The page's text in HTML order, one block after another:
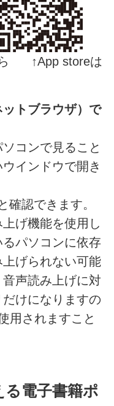
ら ↑App storeは
トブラウザ）で
ソコンで見ること
ウインドウで開き
確認できます。
げ機能を使用し
パソコンに依存
げられない可能
声読み上げに対
けになりますの
用されますこと
る電子書籍ポ